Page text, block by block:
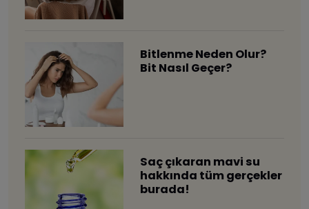
Bitlenme Neden Olur?
Bit Nasıl Geçer?
Saç çıkaran mavi su
hakkında tüm gerçekler
burada!